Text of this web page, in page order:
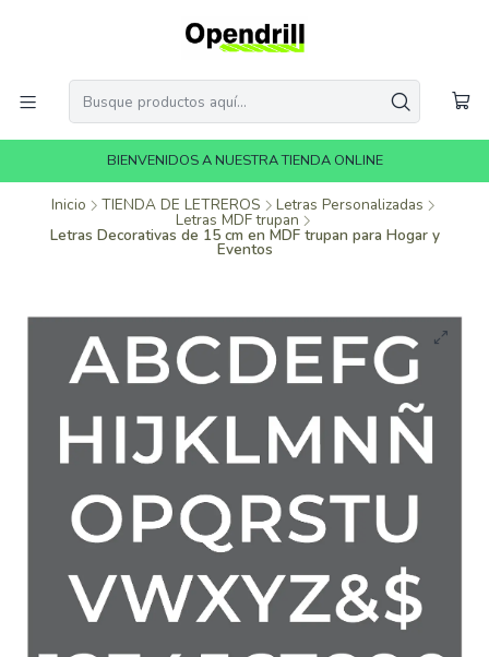
BIENVENIDOS A NUESTRA TIENDA ONLINE
Inicio TIENDA DE LETREROS Letras Personalizadas
Letras MDF trupan
Letras Decorativas de 15 cm en MDF trupan para Hogar y
Eventos